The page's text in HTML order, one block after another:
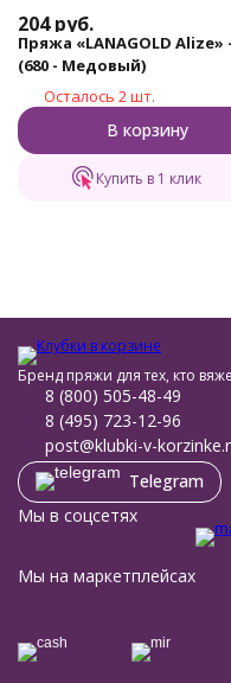
204 руб.
Пряжа «LANAGOLD Alize» -
(680 - Медовый)
Осталось 2 шт.
В корзину
Купить в 1 клик
Бренд пряжи для тех, кто
8 (800) 505-48-49
8 (495) 723-12-96
post@klubki-v-
Telegram
Мы в соцсетях
Мы на маркетплейсах